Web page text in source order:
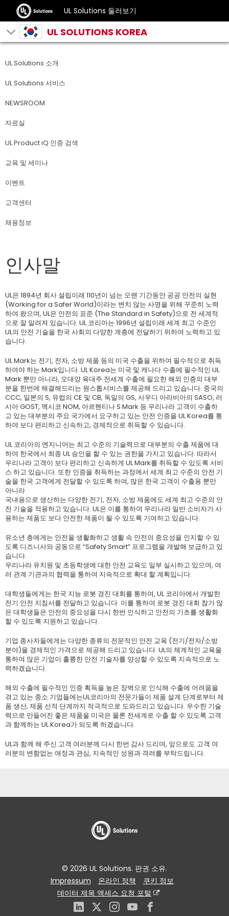
UL Solutions 둘러보기
UL SOLUTIONS KOREA
UL Solutions 소개
UL Solutions 서비스
NEWSROOM
자료실
UL Product iQ 인증 검색
교육 및 세미나
이벤트
고객센터
채용정보
인사말
UL은 1894년 회사 설립이래 110년이 넘는 오랜 기간동안 공공 안전의 실현
(Working for a Safer World)이라는 변치 않는 사명을 위해 꾸준히 노력
하여 왔으며, UL은 안전의 표준 (The Standard in Safety)으로 전 세계적
으로 잘 알려져 있습니다. UL 코리아는 1996년 설립이래 세계 최고 수준인
UL의 안전 기술을 한국 사회의 다양한 계층에 전달하기 위하여 노력하고 있
습니다.
UL Mark는 전기, 전자, 소방 제품 등의 미국 수출을 위하여 필수적으로 취득
하여야 하는 Mark입니다. UL Korea는 미국 및 캐나다 수출에 필수적인 UL
Mark 뿐만 아니라, 오대양 육대주 전세계 수출에 필요한 해외 인증의 대부
분을 한번에 해결해드리는 원스톱서비스를 제공해 드리고 있습니다. 중국의
CCC, 일본의 S, 유럽의 CE 및 CB, 독일의 GS, 사우디 아라비아의 SASO, 러
시아 GOST, 멕시코 NOM, 아르헨티나 S Mark 등 우리나라 고객이 수출하
고 있는 대부분의 주요 국가에서 요구하고 있는 안전 인증을 UL Korea를 통
하여 보다 편리하고 신속하고, 경제적으로 취득할 수 있습니다.
UL 코리아의 엔지니어는 최고 수준의 기술력으로 대부분의 수출 제품에 대
하여 한국에서 최종 UL 승인을 할 수 있는 권한을 가지고 있습니다. 따라서
우리나라 고객이 보다 편리하고 신속하게 UL Mark를 취득할 수 있도록 서비
스 하고 있습니다. 또한 인증을 취득하는 과정에서 세계 최고 수준의 안전 기
술을 한국 고객에게 전달할 수 있도록 하여, 많은 한국 고객이 수출용 뿐만
아니라
국내용으로 생산하는 다양한 전기, 전자, 소방 제품에도 세계 최고 수준의 안
전 기술을 적용하고 있습니다. UL은 이를 통하여 우리나라 일반 소비자가 사
용하는 제품도 보다 안전한 제품이 될 수 있도록 기여하고 있습니다.
유소년 층에게는 안전을 생활화하고 생활 속 안전의 중요성을 인지할 수 있
도록 디즈니사와 공동으로 “Safety Smart” 프로그램을 개발해 보급하고 있
습니다.
우리나라 유치원 및 초등학생에 대한 안전 교육도 일부 실시하고 있으며, 여
러 관계 기관과의 협력을 통하여 지속적으로 확대 할 계획입니다.
대학생들에게는 한국 지능 로봇 경진 대회를 통하여, UL 코리아에서 개발한
전기 안전 지침서를 전달하고 있습니다. 이를 통하여 로봇 경진 대회 참가 많
은 대학생들은 안전의 중요성을 다시 한번 인식하고 안전의 기초를 생활화
할 수 있도록 지원하고 있습니다.
기업 종사자들에게는 다양한 종류의 전문적인 안전 교육 (전기/전자/소방
분야)을 경제적인 가격으로 제공해 드리고 있습니다. UL의 체계적인 교육을
통하여 많은 기업이 훌륭한 안전 기술자를 양성할 수 있도록 지속적으로 노
력하겠습니다.
해외 수출에 필수적인 인증 획득을 높은 장벽으로 인식해 수출에 어려움을
겪고 있는 중소 기업들에는UL코리아의 전문가들이 제품 설계 단계로부터 제
품 생산, 제품 선적 단계까지 적극적으로 도와드리고 있습니다. 우수한 기술
력으로 만들어진 좋은 제품을 미국은 물론 전세계로 수출 할 수 있도록 고객
과 함께하는 UL Korea가 되도록 하겠습니다.
UL과 함께 해 주신 고객 여러분께 다시 한번 감사 드리며, 앞으로도 고객 여
러분의 변함없는 애정과 관심, 지속적인 성원과 격려를 부탁드립니다.
© 2026 UL Solutions. 판권 소유.
Impressum
온라인 정책
쿠키 정보
데이터 제목 액세스 요청 포털